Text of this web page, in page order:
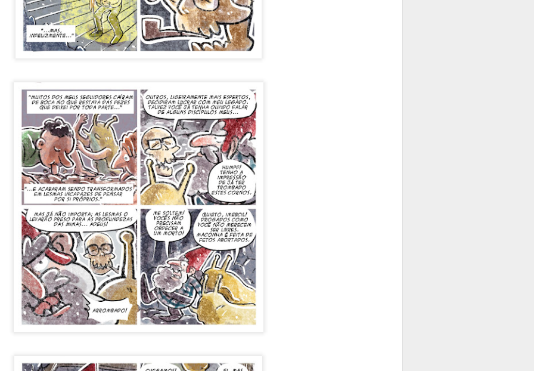
Robinson e a manifestação antropofágica